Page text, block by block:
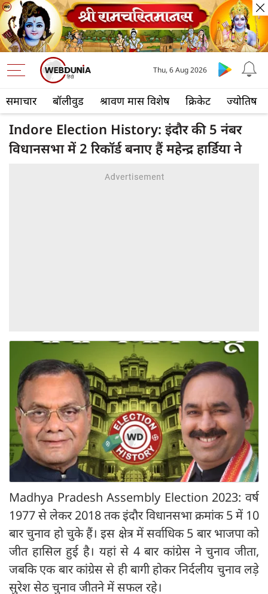
समाचार बॉलीवुड श्रावण मास विशेष क्रिकेट ज्योतिष
Thu, 6 Aug 2026
Indore Election History: इंदौर की 5 नंबर
विधानसभा में 2 रिकॉर्ड बनाए हैं महेन्द्र हार्डिया ने
Madhya Pradesh Assembly Election 2023: वर्ष
1977 से लेकर 2018 तक इंदौर विधानसभा क्रमांक 5 में 10
बार चुनाव हो चुके हैं। इस क्षेत्र में सर्वाधिक 5 बार भाजपा को
जीत हासिल हुई है। यहां से 4 बार कांग्रेस ने चुनाव जीता,
जबकि एक बार कांग्रेस से ही बागी होकर निर्दलीय चुनाव लड़े
सुरेश सेठ चुनाव जीतने में सफल रहे।